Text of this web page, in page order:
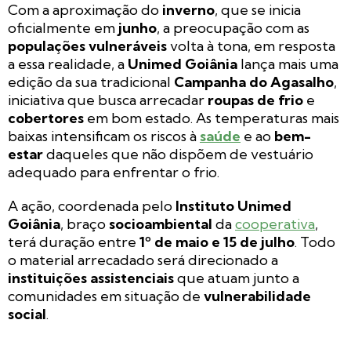
Com a aproximação do inverno, que se inicia
oficialmente em junho, a preocupação com as
populações vulneráveisvolta à tona, em resposta
a essa realidade, a Unimed Goiânia lança mais uma
edição da sua tradicional Campanha do Agasalho,
iniciativa que busca arrecadar roupas de frio e
cobertores em bom estado. As temperaturas mais
baixas intensificam os riscos à saúde e ao bem-
estardaqueles que não dispõem de vestuário
adequado para enfrentar o frio.
A ação, coordenada pelo Instituto Unimed
Goiânia, braçosocioambiental dacooperativa,
terá duração entre 1º de maio e 15 de julho. Todo
o material arrecadado será direcionado a
instituições assistenciaisque atuam junto a
comunidades em situação de vulnerabilidade
social.